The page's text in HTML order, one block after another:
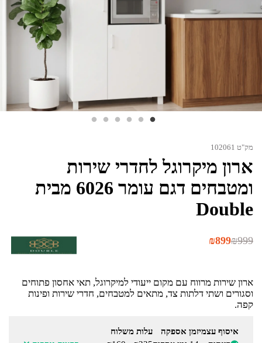
מק"ט 102061
ארון מיקרוגל לחדרי שירות
ומטבחים דגם עומר 6026 מבית
Double
₪999
המחיר
₪899המחיר
ארון שירות מרווח עם מקום ייעודי למיקרוגל, תאי אחסון פתוחים
וסגורים ושתי דלתות צד, מתאים למטבחים, חדרי שירות ופינות
קפה.
איסוף עצמיזמן אספקה
עלות משלוח